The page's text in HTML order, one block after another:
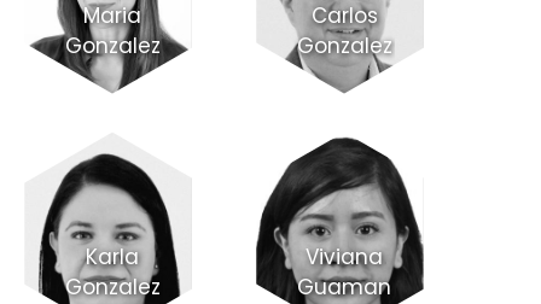
Maria
Gonzalez
Carlos
Gonzalez
Karla
Gonzalez
Viviana
Guaman